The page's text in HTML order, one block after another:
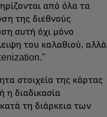
από όλα τα
της διεθνούς
αυτή όχι μόνο
του καλαθιού, αλλά
στοιχεία της κάρτας
διαδικασία
τη διάρκεια των